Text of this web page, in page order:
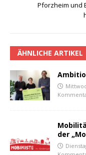
Pforzheim und
ÄHNLICHE ARTIKEL
der